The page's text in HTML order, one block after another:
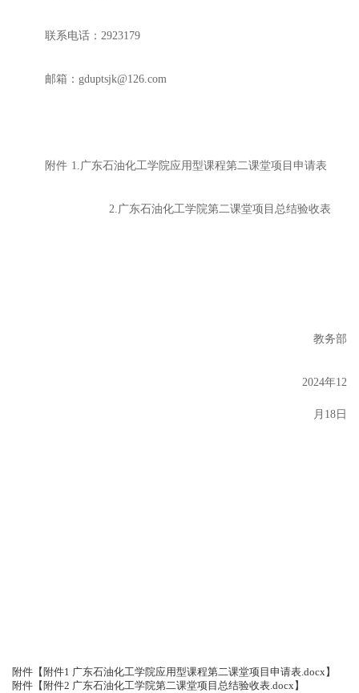
联系电话： 2923179
邮箱： gduptsjk@126.com
附件 1.广东石油化工学院应用型课程第二课堂项目申请表
2.广东石油化工学院第二课堂项目总结验收表
教务部
2024年12
月 18 日
附件【 附件1 广东石油化工学院应用型课程第二课堂项目申请表.docx】
附件【 附件2 广东石油化工学院第二课堂项目总结验收表.docx】